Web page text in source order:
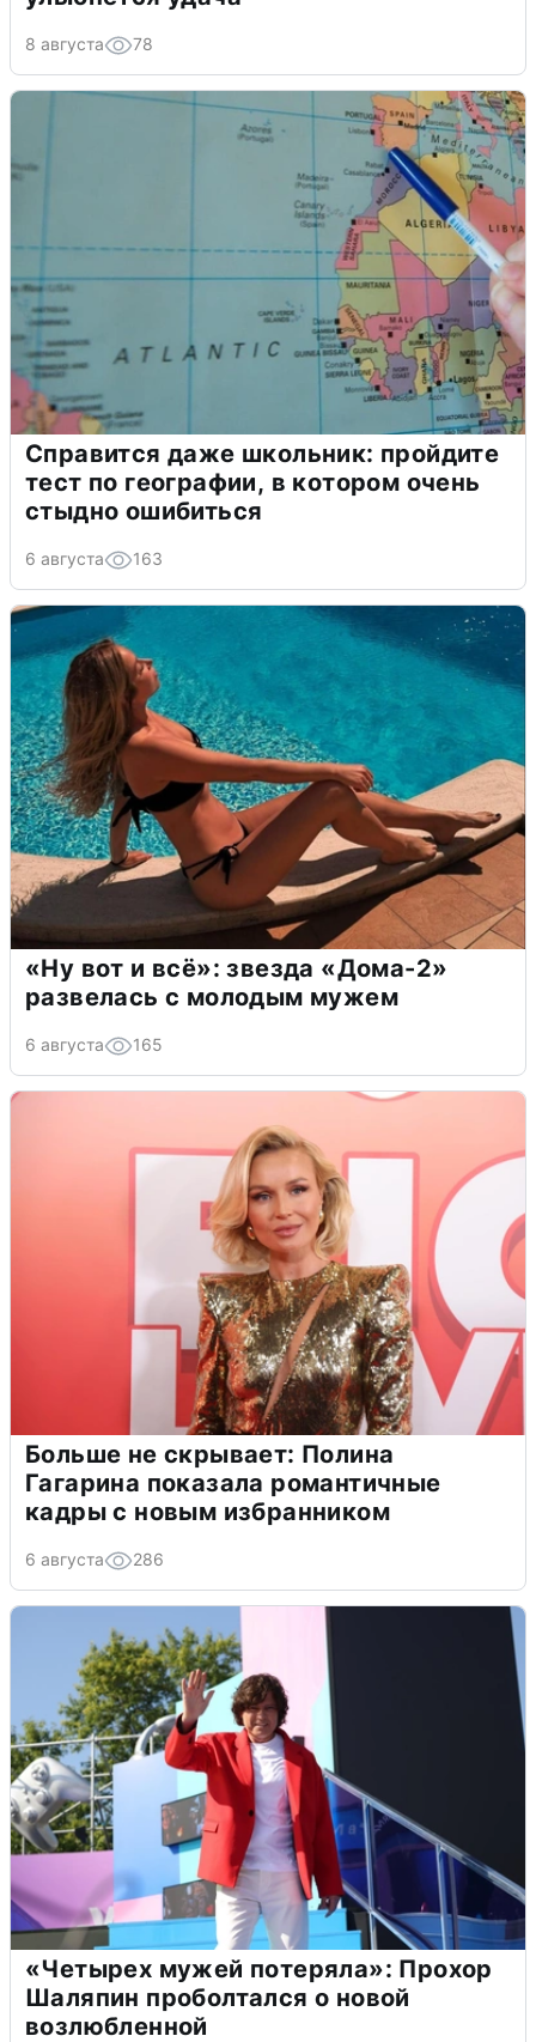
8 августа 78
Справится даже школьник: пройдите
тест по географии, в котором очень
стыдно ошибиться
6 августа 163
«Ну вот и всё»: звезда «Дома-2»
развелась с молодым мужем
6 августа 165
Больше не скрывает: Полина
Гагарина показала романтичные
кадры с новым избранником
6 августа 286
«Четырех мужей потеряла»: Прохор
Шаляпин проболтался о новой
возлюбленной